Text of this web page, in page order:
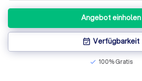
Angebot einholen
event_available Verfügbarkeit
check 100% Gratis